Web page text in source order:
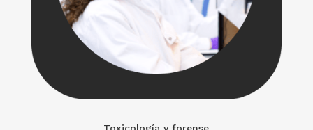
Toxicología y forense